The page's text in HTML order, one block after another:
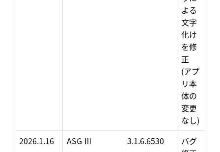
よる
文字
化け
を修
正
(アプ
リ本
体の
変更
なし)
2026.1.16
ASG Ⅲ 3.1.6.6530
バグ